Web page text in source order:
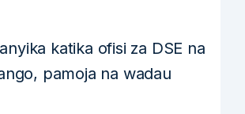
katika ofisi za DSE na
pamoja na wadau